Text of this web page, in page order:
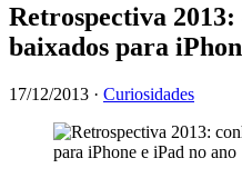
Retrospectiva 2013:
baixados para
17/12/2013 · Curiosidades